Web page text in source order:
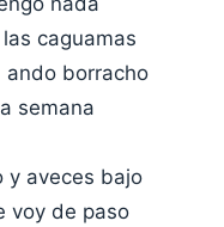
caguamas
ando borracho
semana
y aveces bajo
voy de paso